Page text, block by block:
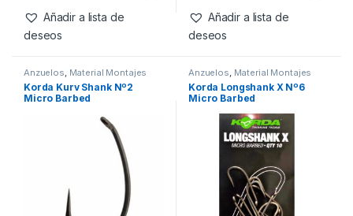
Añadir a lista de
deseos
Añadir a lista de
deseos
Anzuelos, Material Montajes
Korda Kurv Shank Nº2
Micro Barbed
Anzuelos, Material Montajes
Korda Longshank X Nº6
Micro Barbed